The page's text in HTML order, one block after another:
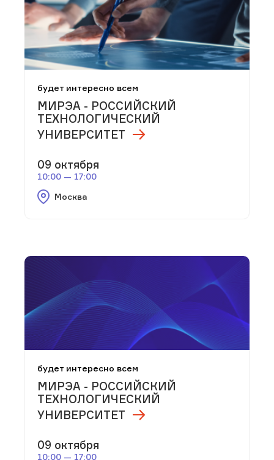
будет интересно всем
МИРЭА - РОССИЙСКИЙ
ТЕХНОЛОГИЧЕСКИЙ
УНИВЕРСИТЕТ
09 октября
10:00 — 17:00
Москва
будет интересно всем
МИРЭА - РОССИЙСКИЙ
ТЕХНОЛОГИЧЕСКИЙ
УНИВЕРСИТЕТ
09 октября
10:00 — 17:00